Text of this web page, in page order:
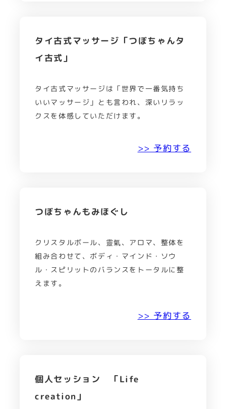
タイ古式マッサージ「つぼちゃんタ
イ古式」
タイ古式マッサージは「世界で一番気持ち
いいマッサージ」とも言われ、深いリラッ
クスを体感していただけます。
>> 予約する
つぼちゃんもみほぐし
クリスタルボール、靈氣、アロマ、整体を
組み合わせて、ボディ・マインド・ソウ
ル・スピリットのバランスをトータルに整
えます。
>> 予約する
個人セッション 「Life
creation」